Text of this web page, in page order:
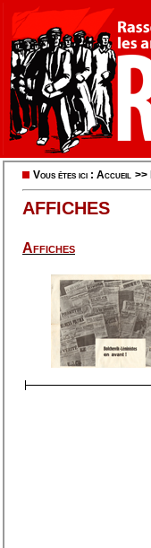
Vous êtes ici : Accueil >>
AFFICHES
Affiches